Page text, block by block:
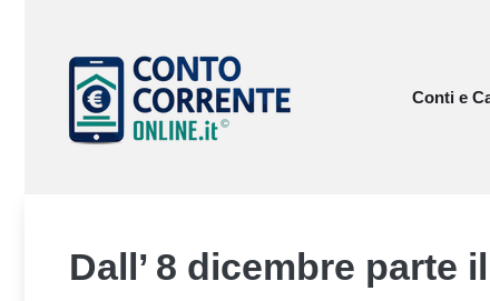
contenuto
Conti e
Dall’ 8 dicembre parte